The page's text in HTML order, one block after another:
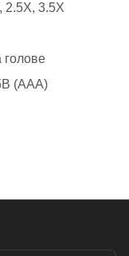
2.5Х, 3.5Х
голове
(ААА)